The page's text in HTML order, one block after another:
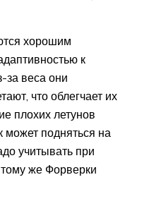
хорошим
к
веса они
что облегчает их
плохих летунов
может подняться на
учитывать при
же Форверки